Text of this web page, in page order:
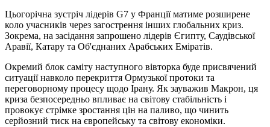
Цьогорічна зустріч лідерів G7 у Франції матиме розширене
коло учасників через загострення інших глобальних криз.
Зокрема, на засідання запрошено лідерів Єгипту, Саудівської
Аравії, Катару та Об'єднаних Арабських Еміратів.
Окремий блок саміту наступного вівторка буде присвячений
ситуації навколо перекриття Ормузької протоки та
переговорному процесу щодо Ірану. Як зауважив Макрон, ця
криза безпосередньо впливає на світову стабільність і
провокує стрімке зростання цін на паливо, що чинить
серйозний тиск на європейську та світову економіки.